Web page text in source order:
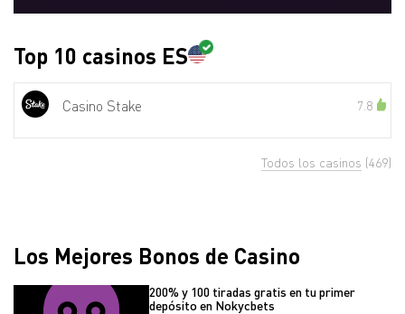
Top 10 casinos ES
Casino Stake 7.8
Todos los casinos (469)
Los Mejores Bonos de Casino
200% y 100 tiradas gratis en tu primer
depósito en Nokycbets